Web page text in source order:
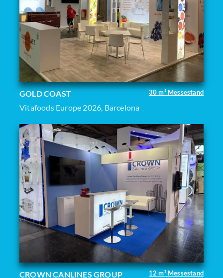
GOLD COAST 30 m² Messestand
Vitafoods Europe 2026, Barcelona
CROWN CANLINES GROUP 12 m² Messestand